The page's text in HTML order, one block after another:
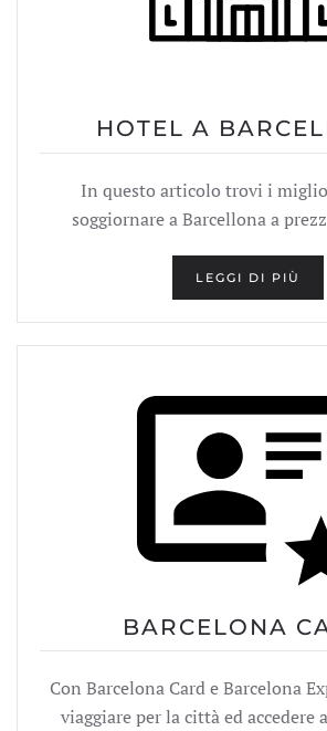
HOTEL A
In questo articolo trovi i
soggiornare a Barcellona a
LEGGI DI PIÙ
BARCELONA
Con Barcelona Card e Barcelona
viaggiare per la città ed accedere